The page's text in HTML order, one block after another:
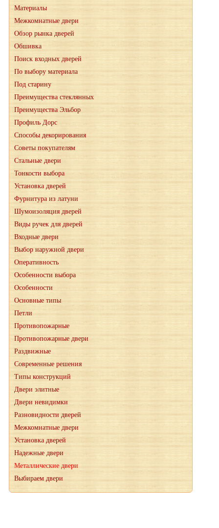
Материалы
Межкомнатные двери
Обзор рынка дверей
Обшивка
Поиск входных дверей
По выбору материала
Под старину
Преимущества стеклянных
Преимущества Эльбор
Профиль Дорс
Способы декорирования
Советы покупателям
Стальные двери
Тонкости выбора
Установка дверей
Фурнитура из латуни
Шумоизоляция дверей
Виды ручек для дверей
Входные двери
Выбор наружной двери
Оперативность
Особенности выбора
Особенности
Основные типы
Петли
Противопожарные
Противопожарные двери
Раздвижные
Современные решения
Типы конструкций
Двери элитные
Двери невидимки
Разновидности дверей
Межкомнатные двери
Установка дверей
Надежные двери
Металлические двери
Выбираем двери